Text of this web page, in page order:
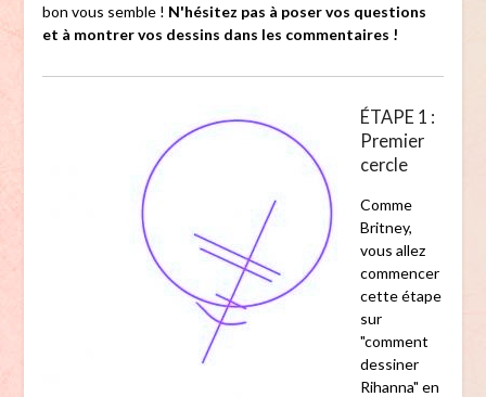
bon vous semble ! N'hésitez pas à poser vos questions
et à montrer vos dessins dans les commentaires !
ÉTAPE 1 :
Premier
cercle
Comme
Britney,
vous allez
commencer
cette étape
sur
"comment
dessiner
Rihanna" en